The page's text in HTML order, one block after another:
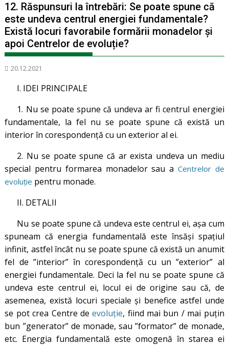
12. Răspunsuri la întrebări: Se poate spune că
este undeva centrul energiei fundamentale?
Există locuri favorabile formării monadelor și
apoi Centrelor de evoluție?
20.12.2021
I. IDEI PRINCIPALE
1. Nu se poate spune că undeva ar fi centrul energiei
fundamentale, la fel nu se poate spune că există un
interior în corespondență cu un exterior al ei.
2. Nu se poate spune că ar exista undeva un mediu
special pentru formarea monadelor sau a Centrelor de
evoluție pentru monade.
II. DETALII
Nu se poate spune că undeva este centrul ei, așa cum
spuneam că energia fundamentală este însăși spațiul
infinit, astfel încât nu se poate spune că există un anumit
fel de ”interior” în corespondență cu un ”exterior” al
energiei fundamentale. Deci la fel nu se poate spune că
undeva este centrul ei, locul ei de origine sau că, de
asemenea, există locuri speciale și benefice astfel unde
se pot crea Centre deevoluție, fiind mai bun / mai puțin
bun ”generator” de monade, sau ”formator” de monade,
etc. Energia fundamentală este omogenă în starea ei